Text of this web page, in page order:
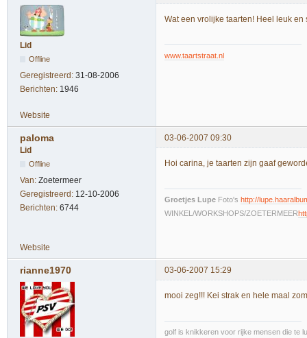
Lid
Offline
Geregistreerd: 31-08-2006
Berichten: 1946
Wat een vrolijke taarten! Heel leuk
www.taartstraat.nl
Website
paloma
03-06-2007 09:30
Lid
Offline
Van: Zoetermeer
Geregistreerd: 12-10-2006
Berichten: 6744
Hoi carina, je taarten zijn gaaf
Groetjes Lupe Foto's http://
WINKEL/WORKSHOPS/ZOETERMEER
Website
rianne1970 03-06-2007 15:29
mooi zeg!!! Kei strak en hele maal
golf is knikkeren voor rijke mensen die te